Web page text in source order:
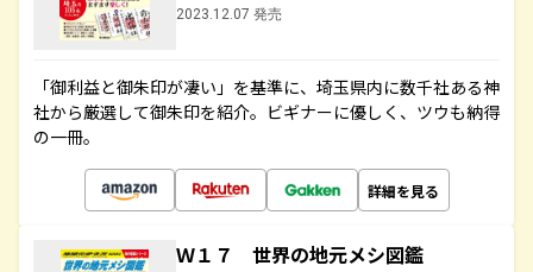
2023.12.07 発売
「御利益と御朱印が凄い」を基準に、埼玉県内に数千社ある神
社から厳選して御朱印を紹介。ビギナーに優しく、ツウも納得
の一冊。
詳細を見る
Ｗ１７ 世界の地元メシ図鑑